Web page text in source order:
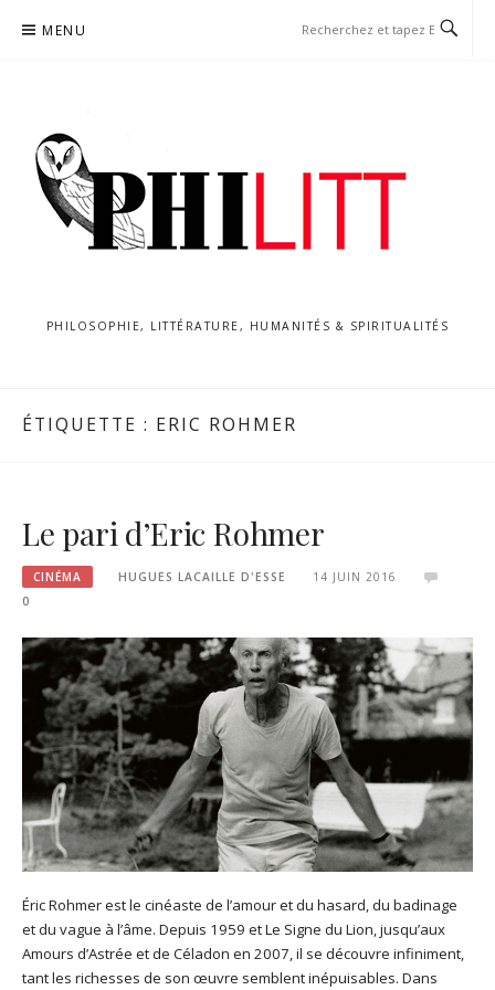
MENU
PHILOSOPHIE, LITTÉRATURE, HUMANITÉS & SPIRITUALITÉS
ÉTIQUETTE : ERIC ROHMER
Le pari d’Eric Rohmer
CINÉMA HUGUES LACAILLE D'ESSE
14 JUIN 2016
0
Éric Rohmer est le cinéaste de l’amour et du hasard, du badinage
et du vague à l’âme. Depuis 1959 et Le Signe du Lion, jusqu’aux
Amours d’Astrée et de Céladon en 2007, il se découvre infiniment,
tant les richesses de son œuvre semblent inépuisables. Dans